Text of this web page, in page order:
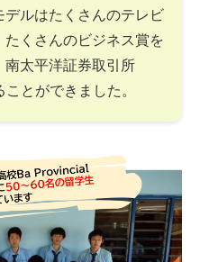
ルはたくさんのテレビ
くさんのビジネス賞を
南太平洋証券取引所
とができました。